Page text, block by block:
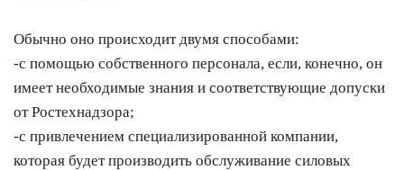
Обычно оно происходит двумя способами:
-с помощью собственного персонала, если, конечно, он
имеет необходимые знания и соответствующие допуски
от Ростехнадзора;
-с привлечением специализированной компании,
которая будет производить обслуживание силовых